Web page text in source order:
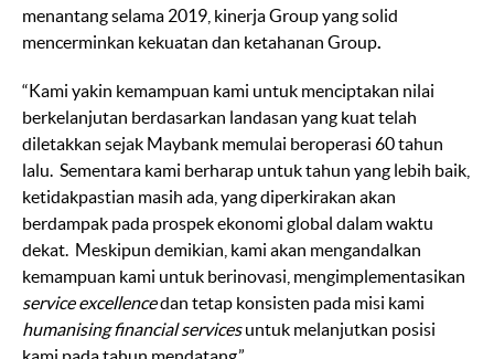
menantang selama 2019, kinerja Group yang solid
mencerminkan kekuatan dan ketahanan Group.
“Kami yakin kemampuan kami untuk menciptakan nilai
berkelanjutan berdasarkan landasan yang kuat telah
diletakkan sejak Maybank memulai beroperasi 60 tahun
lalu. Sementara kami berharap untuk tahun yang lebih baik,
ketidakpastian masih ada, yang diperkirakan akan
berdampak pada prospek ekonomi global dalam waktu
dekat. Meskipun demikian, kami akan mengandalkan
kemampuan kami untuk berinovasi, mengimplementasikan
service excellencedan tetap konsisten pada misi kami
humanising financial servicesuntuk melanjutkan posisi